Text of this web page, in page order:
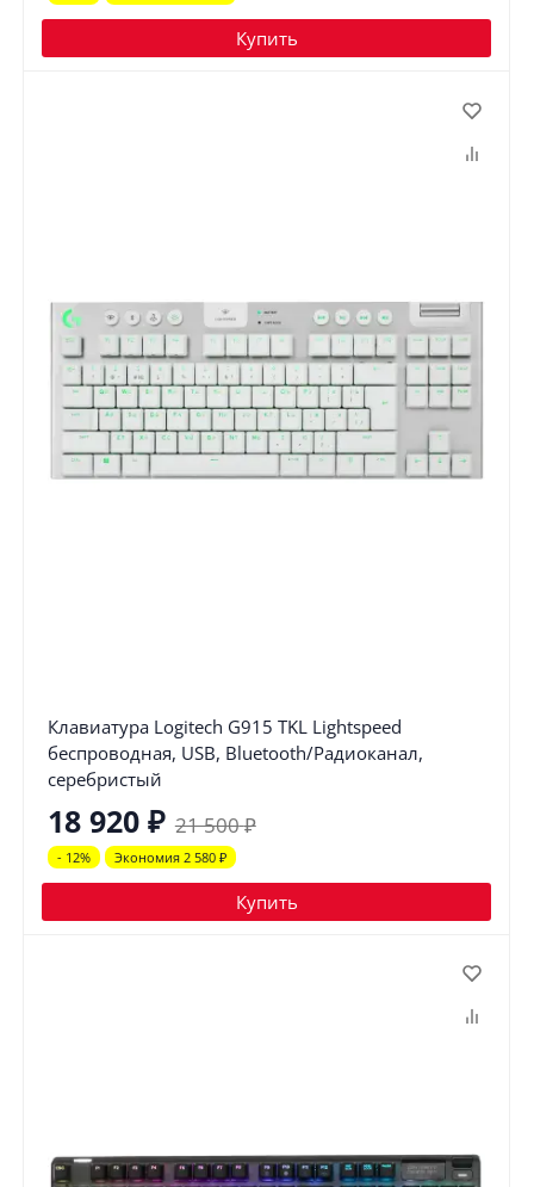
Купить
Клавиатура Logitech G915 TKL Lightspeed
беспроводная, USB, Bluetooth/Радиоканал,
серебристый
18 920 ₽ 21 500₽
- 12% Экономия 2 580 ₽
Купить